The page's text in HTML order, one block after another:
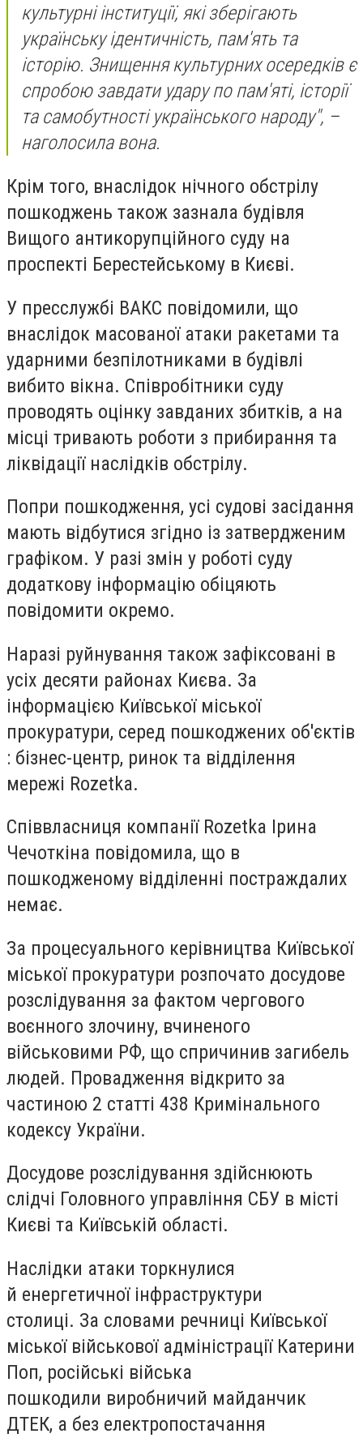
культурні інституції, які зберігають
українську ідентичність, пам'ять та
історію. Знищення культурних осередків є
спробою завдати удару по пам'яті, історії
та самобутності українського народу", –
наголосила вона.
Крім того, внаслідок нічного обстрілу
пошкоджень також зазнала будівля
Вищого антикорупційного суду на
проспекті Берестейському в Києві.
У пресслужбі ВАКС повідомили, що
внаслідок масованої атаки ракетами та
ударними безпілотниками в будівлі
вибито вікна. Співробітники суду
проводять оцінку завданих збитків, а на
місці тривають роботи з прибирання та
ліквідації наслідків обстрілу.
Попри пошкодження, усі судові засідання
мають відбутися згідно із затвердженим
графіком. У разі змін у роботі суду
додаткову інформацію обіцяють
повідомити окремо.
Наразі руйнування також зафіксовані в
усіх десяти районах Києва. За
інформацією Київської міської
прокуратури, серед пошкоджених об'єктів
: бізнес-центр, ринок та відділення
мережі Rozetka.
Співвласниця компанії Rozetka Ірина
Чечоткіна повідомила, що в
пошкодженому відділенні постраждалих
немає.
За процесуального керівництва Київської
міської прокуратури розпочато досудове
розслідування за фактом чергового
воєнного злочину, вчиненого
військовими РФ, що спричинив загибель
людей. Провадження відкрито за
частиною 2 статті 438 Кримінального
кодексу України.
Досудове розслідування здійснюють
слідчі Головного управління СБУ в місті
Києві та Київській області.
Наслідки атаки торкнулися
й енергетичної інфраструктури
столиці. За словами речниці Київської
міської військової адміністрації Катерини
Поп, російські війська
пошкодили виробничий майданчик
ДТЕК, а без електропостачання